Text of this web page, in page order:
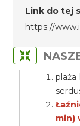
Link do tej
https://
min)